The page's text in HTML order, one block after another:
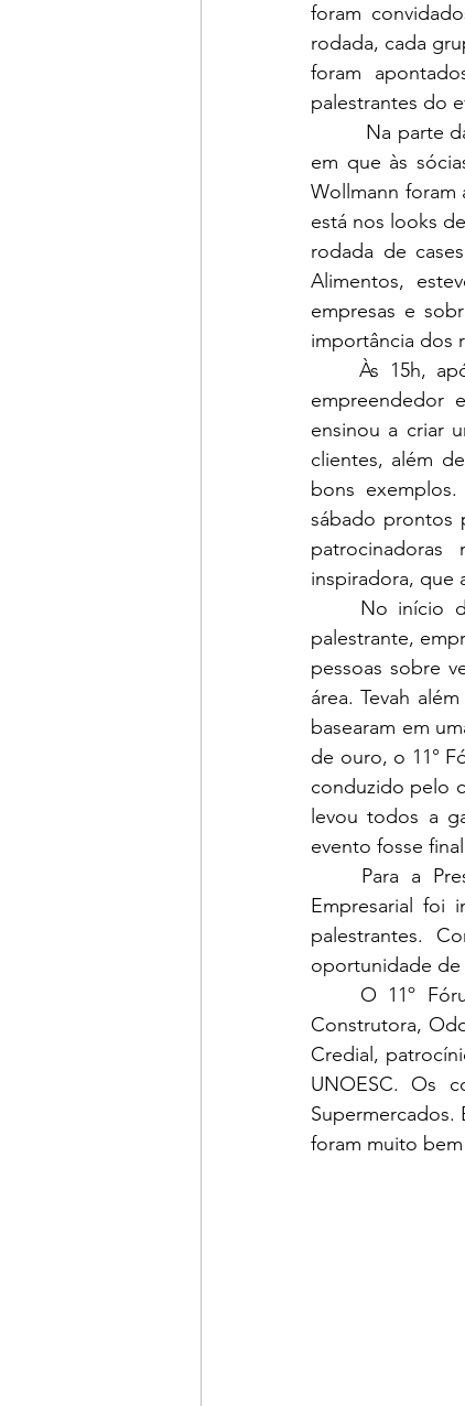
foram
rodada, cada
foram
palestrantes do
Na parte da
em que às
Wollmann foram
está nos looks
rodada de
Alimentos,
empresas e
importância dos
	Às 15h, após uma pausa para café e negócios, o escritor, palestrante de vendas,
empreendedor
ensinou a criar
clientes, além
bons
sábado prontos
inspiradora, que
palestrante,
pessoas sobre
área. Tevah
basearam em
de ouro, o 11°
conduzido pelo
levou todos a
evento fosse
Empresarial foi
palestrantes.
oportunidade de
Construtora,
Credial,
UNOESC. Os
foram muito